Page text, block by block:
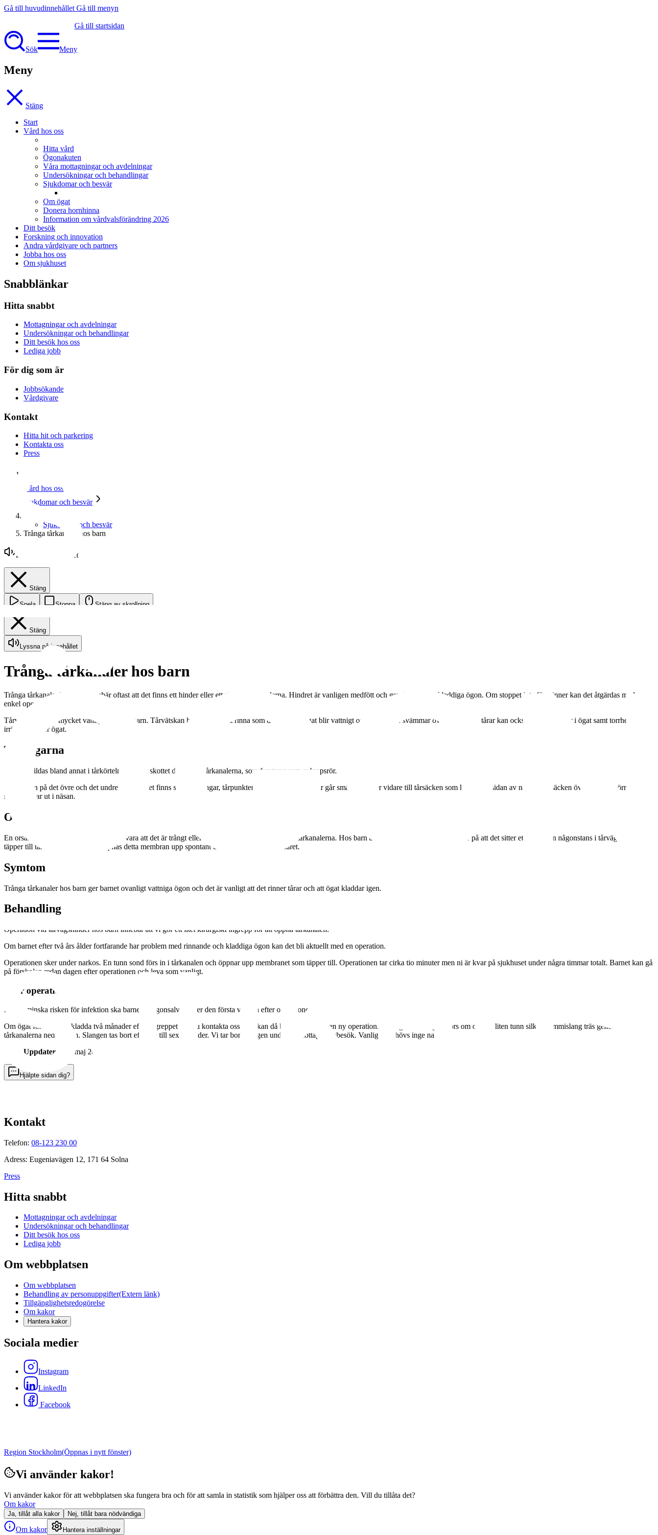
Gå till huvudinnehållet Gå till menyn
Gå till startsidan
Sök Meny
Meny
Stäng
Start
Vård hos oss
Hitta vård
Ögonakuten
Våra mottagningar och avdelningar
Undersökningar och behandlingar
Sjukdomar och besvär
Om ögat
Donera hornhinna
Information om vårdvalsförändring 2026
Ditt besök
Forskning och innovation
Andra vårdgivare och partners
Jobba hos oss
Om sjukhuset
Snabblänkar
Hitta snabbt
Mottagningar och avdelningar
Undersökningar och behandlingar
Ditt besök hos oss
Lediga jobb
För dig som är
Jobbsökande
Vårdgivare
Kontakt
Hitta hit och parkering
Kontakta oss
Press
Vård hos oss
Sjukdomar och besvär
Sjukdomar och besvär
Trånga tårkanaler hos barn
Lyssna på innehållet
Stäng
Spela Stoppa Stäng av skrollning
Stäng
Lyssna på innehållet
Trånga tårkanaler hos barn
Trånga tårkanaler hos barn innebär oftast att det finns ett hinder eller ett stopp i tårkanalerna. Hindret är vanligen medfött och ger rinniga och kladdiga ögon. Om stoppet inte försvinner kan det åtgärdas med en
enkel operation.
Tårvägshinder är mycket vanligt hos spädbarn. Tårvätskan hindras från att rinna som det ska och ögat blir vattnigt och tårvätskan svämmar över. Rinnande tårar kan också ge infektioner i ögat samt torrhet och
irritation under ögat.
Tårvägarna
Tårarna bildas bland annat i tårkörteln och överskottet dräneras i tårkanalerna, som fungerar som avloppsrör.
I ögonvrån på det övre och det undre ögonlocket finns små öppningar, tårpunkter. Från dessa öppningar går små tårkanaler vidare till tårsäcken som ligger vid sidan av näsan. Tårsäcken övergår i en större kanal
som mynnar ut i näsan.
Orsak
En orsak till tårar och kladdigt öga kan vara att det är trångt eller stopp på ett eller flera ställen i tårkanalerna. Hos barn är stoppet ofta medfött och beror på att det sitter ett membran någonstans i tårvägarna och
täpper till tårkanalen. Vanligen öppnas detta membran upp spontant under det första levnadsåret.
Symtom
Trånga tårkanaler hos barn ger barnet ovanligt vattniga ögon och det är vanligt att det rinner tårar och att ögat kladdar igen.
Behandling
Operation vid tårvägshinder hos barn innebär att vi gör ett litet kirurgiskt ingrepp för att öppna tårkanalen.
Om barnet efter två års ålder fortfarande har problem med rinnande och kladdiga ögon kan det bli aktuellt med en operation.
Operationen sker under narkos. En tunn sond förs in i tårkanalen och öppnar upp membranet som täpper till. Operationen tar cirka tio minuter men ni är kvar på sjukhuset under några timmar totalt. Barnet kan gå
på förskolan redan dagen efter operationen och leva som vanligt.
Efter operation
För att minska risken för infektion ska barnet få ögonsalva under den första veckan efter operationen.
Om ögat fortsätter att kladda två månader efter ingreppet ska du kontakta oss. Det kan då bli aktuellt med en ny operation. Tårvägssonderingen görs om och en liten tunn silkongummislang träs genom
tårkanalerna ned i näsan. Slangen tas bort efter tre till sex månader. Vi tar bort slangen under ett mottagningsbesök. Vanligen behövs inge narkos.
Uppdaterad:
7 maj 2026
Hjälpte sidan dig?
Kontakt
Telefon: 08-123 230 00
Adress: Eugeniavägen 12, 171 64 Solna
Press
Hitta snabbt
Mottagningar och avdelningar
Undersökningar och behandlingar
Ditt besök hos oss
Lediga jobb
Om webbplatsen
Om webbplatsen
Behandling av personuppgifter(Extern länk)
Tillgänglighetsredogörelse
Om kakor
Hantera kakor
Sociala medier
Instagram
LinkedIn
Facebook
Region Stockholm(Öppnas i nytt fönster)
Vi använder kakor!
Vi använder kakor för att webbplatsen ska fungera bra och för att samla in statistik som hjälper oss att förbättra den. Vill du tillåta det?
Om kakor
Ja, tillåt alla kakor Nej, tillåt bara nödvändiga
Om kakor Hantera inställningar